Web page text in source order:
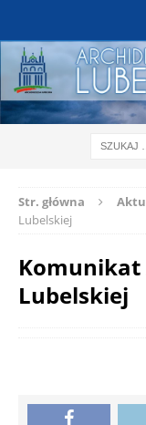
Str. główna
Lubelskiej
Komunikat
Lubelskiej